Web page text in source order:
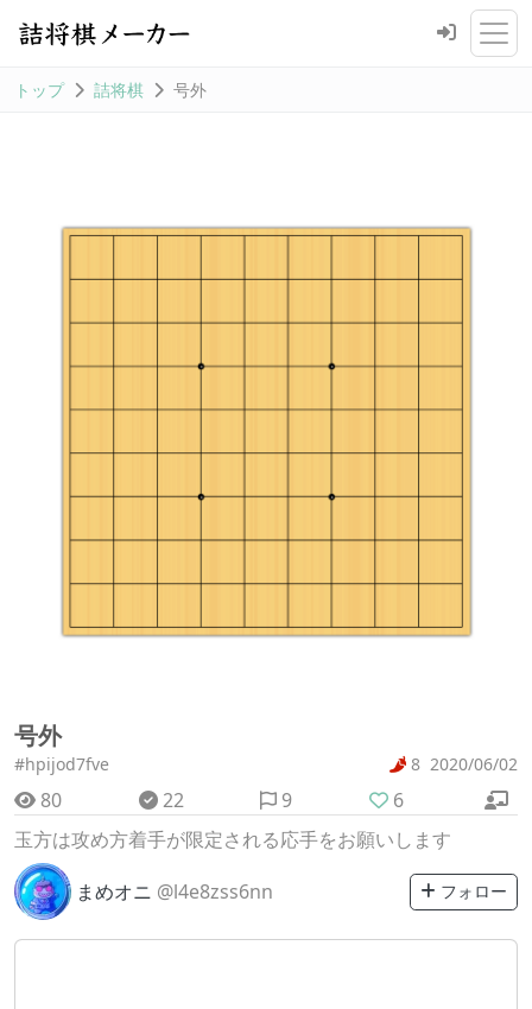
トップ 詰将棋 号外
号外
#hpijod7fve 8 2020/06/02
80 22 9
6
玉方は攻め方着手が限定される応手をお願いします
まめオニ @l4e8zss6nn フォロー